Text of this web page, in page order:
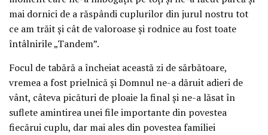
mai dornici de a răspândi cuplurilor din jurul nostru tot
ce am trăit și cât de valoroase și rodnice au fost toate
întâlnirile „Tandem”.
Focul de tabără a încheiat această zi de sărbătoare,
vremea a fost prielnică și Domnul ne-a dăruit adieri de
vânt, câteva picături de ploaie la final și ne-a lăsat în
suflete amintirea unei file importante din povestea
fiecărui cuplu, dar mai ales din povestea familiei